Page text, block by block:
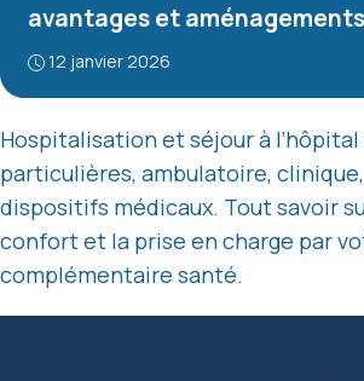
avantages et
12 janvier 2026
Hospitalisation et séjour à l’hôpital
particulières, ambulatoire,
dispositifs médicaux. Tout savoir
confort et la prise en charge par
complémentaire santé.